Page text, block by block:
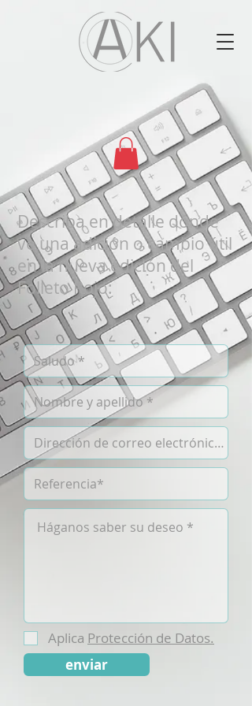
Describa en detalle dónde
ve una adición o cambio útil
en la nueva edición del
Folleto Rojo:
Aplica Protección de Datos.
enviar